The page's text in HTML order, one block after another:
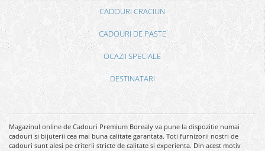
CADOURI CRACIUN
CADOURI DE PASTE
OCAZII SPECIALE
DESTINATARI
Magazinul online de Cadouri Premium Borealy va pune la dispozitie numai
cadouri si bijuterii cea mai buna calitate garantata. Toti furnizorii nostri de
cadouri sunt alesi pe criterii stricte de calitate si experienta. Din acest motiv